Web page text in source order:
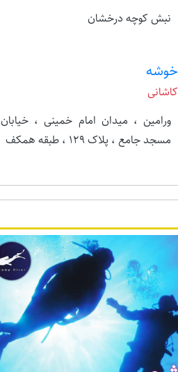
نبش کوچه درخشان
خوشه
کاشانی
ورامین ، میدان امام خمینی ، خیابان
مسجد جامع ، پلاک 129 ، طبقه همکف